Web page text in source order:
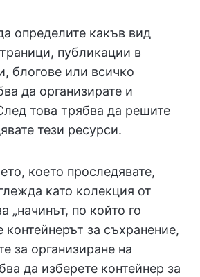
определите какъв вид
публикации в
блогове или всичко
да организирате и
това трябва да решите
тези ресурси.
което проследявате,
като колекция от
„начинът, по който го
контейнерът за съхранение,
за организиране на
да изберете контейнер за